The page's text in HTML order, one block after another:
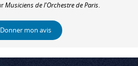
Musiciens de l'Orchestre de Paris.
Donner mon avis